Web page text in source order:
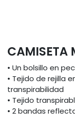
CAMISETA
• Un bolsillo en
• Tejido de rejilla
transpirabilidad
• Tejido
• 2 bandas